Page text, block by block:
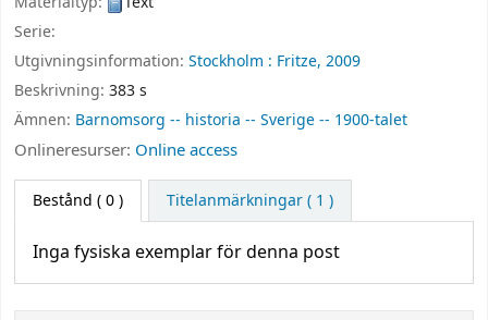
Serie:
Utgivningsinformation: Stockholm : Fritze, 2009
Beskrivning: 383 s
Ämnen: Barnomsorg -- historia -- Sverige -- 1900-talet
Onlineresurser: Online access
Bestånd ( 0 ) Titelanmärkningar ( 1 )
Inga fysiska exemplar för denna post